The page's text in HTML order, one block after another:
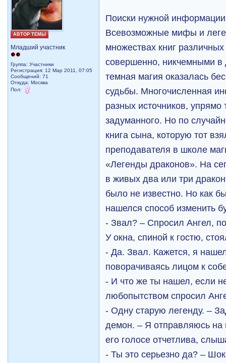
АВТОР ТЕМЫ
Младший участник
Группа: Участники
Регистрация: 12 Мар 2011, 07:05
Сообщений: 71
Откуда: Москва
Пол:
Поиски нужной
Всевозможные мифы и
множествах книг
совершенно, никчемными
темная магия оказалась
судьбы. Многочисленная
разных источников,
задуманного. Но по
книга сына, которую тот
преподавателя в школе
«Легенды драконов». На
в живых два или три
было не известно. Но как
нашелся способ изменить
- Звал? – Спросил Ангел,
У окна, спиной к гостю,
- Да. Звал. Кажется, я
поворачиваясь лицом к
- И что же ты нашел, если
любопытством спросил
- Одну старую легенду. –
демон. – Я отправляюсь на
его голосе отчетлива,
- Ты это серьезно да? –